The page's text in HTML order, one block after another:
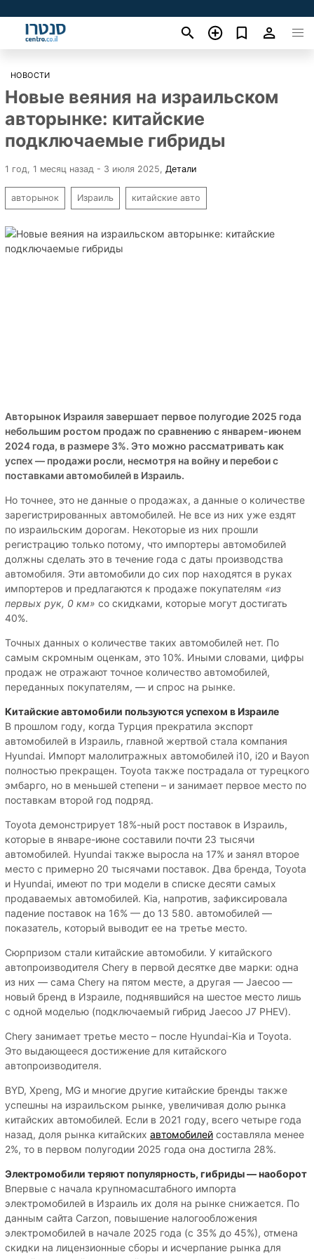
НОВОСТИ
Новые веяния на израильском
авторынке: китайские
подключаемые гибриды
1 год, 1 месяц назад - 3 июля 2025 Детали
авторынок Израиль китайские авто
Авторынок Израиля завершает первое полугодие 2025 года
небольшим ростом продаж по сравнению с январем-июнем
2024 года, в размере 3%. Это можно рассматривать как
успех — продажи росли, несмотря на войну и перебои с
поставками автомобилей в Израиль.
Но точнее, это не данные о продажах, а данные о количестве
зарегистрированных автомобилей. Не все из них уже ездят
по израильским дорогам. Некоторые из них прошли
регистрацию только потому, что импортеры автомобилей
должны сделать это в течение года с даты производства
автомобиля. Эти автомобили до сих пор находятся в руках
импортеров и предлагаются к продаже покупателям «из
первых рук, 0 км» со скидками, которые могут достигать
40%.
Точных данных о количестве таких автомобилей нет. По
самым скромным оценкам, это 10%. Иными словами, цифры
продаж не отражают точное количество автомобилей,
переданных покупателям, — и спрос на рынке.
Китайские автомобили пользуются успехом в Израиле
В прошлом году, когда Турция прекратила экспорт
автомобилей в Израиль, главной жертвой стала компания
Hyundai. Импорт малолитражных автомобилей i10, i20 и Bayon
полностью прекращен. Toyota также пострадала от турецкого
эмбарго, но в меньшей степени – и занимает первое место по
поставкам второй год подряд.
Toyota демонстрирует 18%-ный рост поставок в Израиль,
которые в январе-июне составили почти 23 тысячи
автомобилей. Hyundai также выросла на 17% и занял второе
место с примерно 20 тысячами поставок. Два бренда, Toyota
и Hyundai, имеют по три модели в списке десяти самых
продаваемых автомобилей. Kia, напротив, зафиксировала
падение поставок на 16% — до 13 580. автомобилей —
показатель, который выводит ее на третье место.
Сюрпризом стали китайские автомобили. У китайского
автопроизводителя Chery в первой десятке две марки: одна
из них — сама Chery на пятом месте, а другая — Jaecoo —
новый бренд в Израиле, поднявшийся на шестое место лишь
с одной моделью (подключаемый гибрид Jaecoo J7 PHEV).
Chery занимает третье место – после Hyundai-Kia и Toyota.
Это выдающееся достижение для китайского
автопроизводителя.
BYD, Xpeng, MG и многие другие китайские бренды также
успешны на израильском рынке, увеличивая долю рынка
китайских автомобилей. Если в 2021 году, всего четыре года
назад, доля рынка китайских автомобилей составляла менее
2%, то в первом полугодии 2025 года она достигла 28%.
Электромобили теряют популярность, гибриды — наоборот
Впервые с начала крупномасштабного импорта
электромобилей в Израиль их доля на рынке снижается. По
данным сайта Carzon, повышение налогообложения
электромобилей в начале 2025 года (с 35% до 45%), отмена
скидки на лицензионные сборы и исчерпание рынка для